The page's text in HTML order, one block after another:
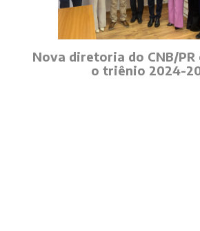
Nova diretoria do CNB/
o triênio 2024-